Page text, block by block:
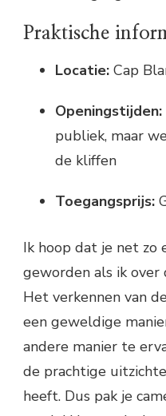
Praktische
Locatie: Cap
Openingstijden:
publiek, maar
de kliffen
Toegangsprijs:
Ik hoop dat je net zo
geworden als ik over
Het verkennen van
een geweldige
andere manier te
de prachtige
heeft. Dus pak je